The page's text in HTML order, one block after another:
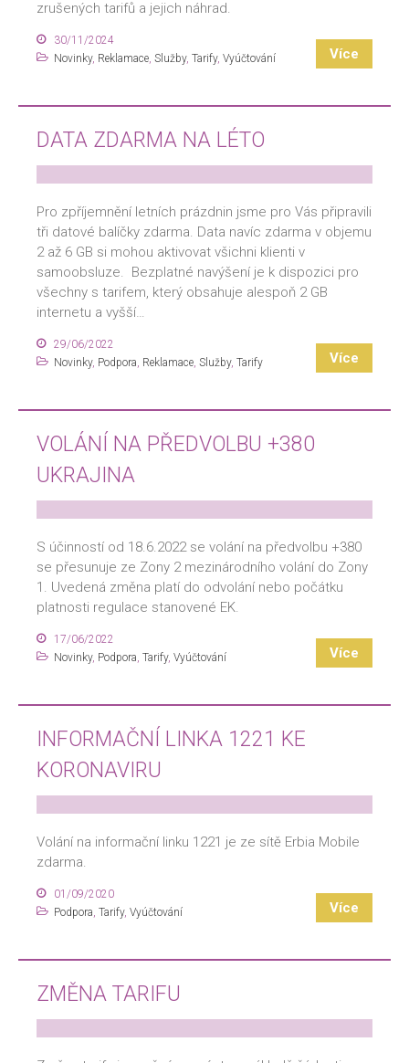
zrušených tarifů a jejich náhrad.
30/11/2024
Novinky, Reklamace, Služby, Tarify, Vyúčtování Více
DATA ZDARMA NA LÉTO
Pro zpříjemnění letních prázdnin jsme pro Vás připravili
tři datové balíčky zdarma. Data navíc zdarma v objemu
2 až 6 GB si mohou aktivovat všichni klienti v
samoobsluze. Bezplatné navýšení je k dispozici pro
všechny s tarifem, který obsahuje alespoň 2 GB
internetu a vyšší…
29/06/2022
Novinky, Podpora, Reklamace, Služby, Tarify Více
VOLÁNÍ NA PŘEDVOLBU +380
UKRAJINA
S účinností od 18.6.2022 se volání na předvolbu +380
se přesunuje ze Zony 2 mezinárodního volání do Zony
1. Uvedená změna platí do odvolání nebo počátku
platnosti regulace stanovené EK.
17/06/2022
Novinky, Podpora, Tarify, Vyúčtování Více
INFORMAČNÍ LINKA 1221 KE
KORONAVIRU
Volání na informační linku 1221 je ze sítě Erbia Mobile
zdarma.
01/09/2020
Podpora, Tarify, Vyúčtování Více
ZMĚNA TARIFU